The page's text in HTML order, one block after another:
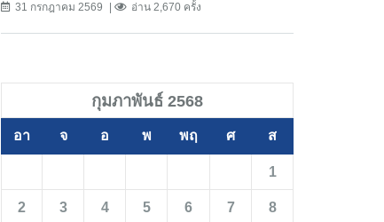
31 กรกฎาคม 2569 อ่าน 2,670 ครั้ง
กุมภาพันธ์ 2568
อา จ อ พ พฤ ศ ส
1
2 3 4 5 6 7 8